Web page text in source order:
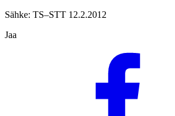
Sähke: TS–STT 12.2.2012
Jaa